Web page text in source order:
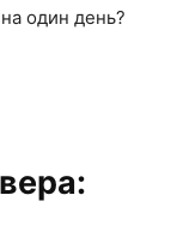
один день?